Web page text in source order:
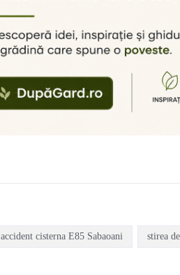
accident cisterna E85 Sabaoani stirea